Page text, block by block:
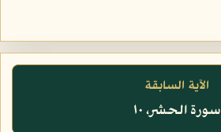
الآية السابقة
سورة الحشر، ١٠